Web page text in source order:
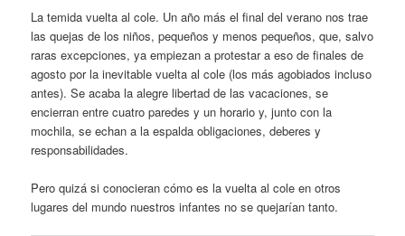
La temida vuelta al cole. Un año más el final del verano nos trae
las quejas de los niños, pequeños y menos pequeños, que, salvo
raras excepciones, ya empiezan a protestar a eso de finales de
agosto por la inevitable vuelta al cole (los más agobiados incluso
antes). Se acaba la alegre libertad de las vacaciones, se
encierran entre cuatro paredes y un horario y, junto con la
mochila, se echan a la espalda obligaciones, deberes y
responsabilidades.
Pero quizá si conocieran cómo es la vuelta al cole en otros
lugares del mundo nuestros infantes no se quejarían tanto.